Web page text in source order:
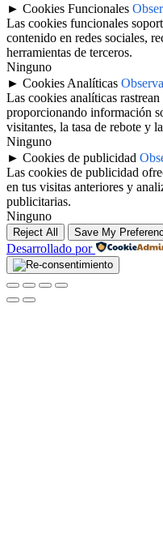
► Cookies Funcionales
Las cookies funcionales
contenido en redes sociales,
herramientas de terceros.
Ninguno
► Cookies Analíticas
Las cookies analíticas
proporcionando información
visitantes, la tasa de rebote y
Ninguno
► Cookies de publicidad
Las cookies de publicidad
en tus visitas anteriores y
publicitarias.
Ninguno
Reject All Save My
Desarrollado por